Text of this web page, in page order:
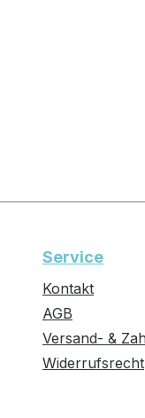
Service
Kontakt
AGB
Versand- &
Widerrufsrecht